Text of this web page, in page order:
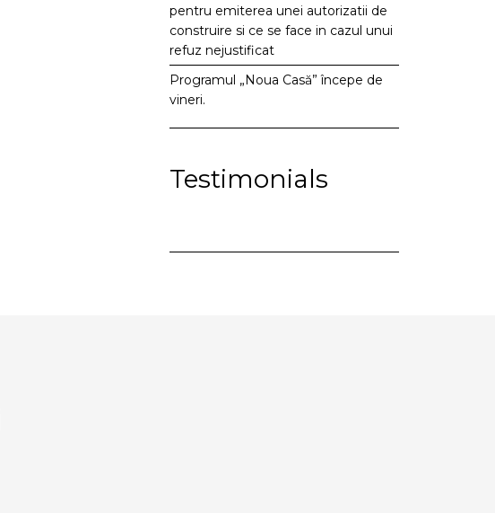
pentru emiterea unei autorizatii de
construire si ce se face in cazul unui
refuz nejustificat
Programul „Noua Casă” începe de
vineri.
Testimonials